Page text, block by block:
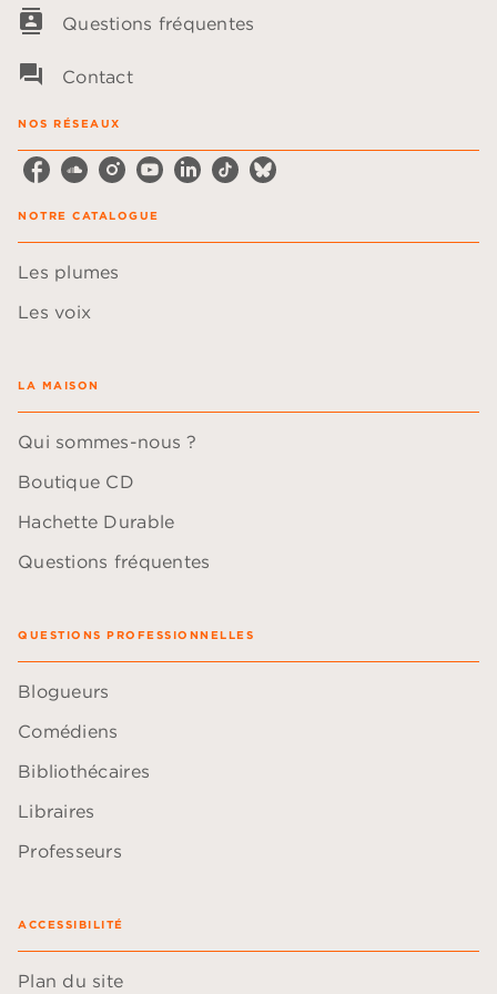
contacts Questions fréquentes
question_answer Contact
NOS RÉSEAUX
NOTRE CATALOGUE
Les plumes
Les voix
LA MAISON
Qui sommes-nous ?
Boutique CD
Hachette Durable
Questions fréquentes
QUESTIONS PROFESSIONNELLES
Blogueurs
Comédiens
Bibliothécaires
Libraires
Professeurs
ACCESSIBILITÉ
Plan du site